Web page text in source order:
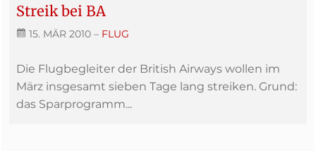
Streik bei BA
15. MÄR 2010 – FLUG
Die Flugbegleiter der British Airways wollen im
März insgesamt sieben Tage lang streiken. Grund:
das Sparprogramm...